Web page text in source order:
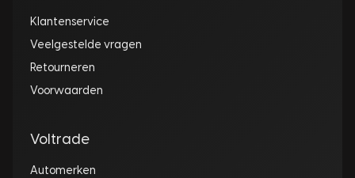
Klantenservice
Veelgestelde vragen
Retourneren
Voorwaarden
Voltrade
Automerken